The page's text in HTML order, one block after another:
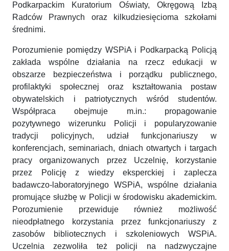
Podkarpackim Kuratorium Oświaty, Okręgową Izbą
Radców Prawnych oraz kilkudziesięcioma szkołami
średnimi.
Porozumienie pomiędzy WSPiA i Podkarpacką Policją
zakłada wspólne działania na rzecz edukacji w
obszarze bezpieczeństwa i porządku publicznego,
profilaktyki społecznej oraz kształtowania postaw
obywatelskich i patriotycznych wśród studentów.
Współpraca obejmuje m.in.: propagowanie
pozytywnego wizerunku Policji i popularyzowanie
tradycji policyjnych, udział funkcjonariuszy w
konferencjach, seminariach, dniach otwartych i targach
pracy organizowanych przez Uczelnię, korzystanie
przez Policję z wiedzy eksperckiej i zaplecza
badawczo-laboratoryjnego WSPiA, wspólne działania
promujące służbę w Policji w środowisku akademickim.
Porozumienie przewiduje również możliwość
nieodpłatnego korzystania przez funkcjonariuszy z
zasobów bibliotecznych i szkoleniowych WSPiA.
Uczelnia zezwoliła też policji na nadzwyczajne